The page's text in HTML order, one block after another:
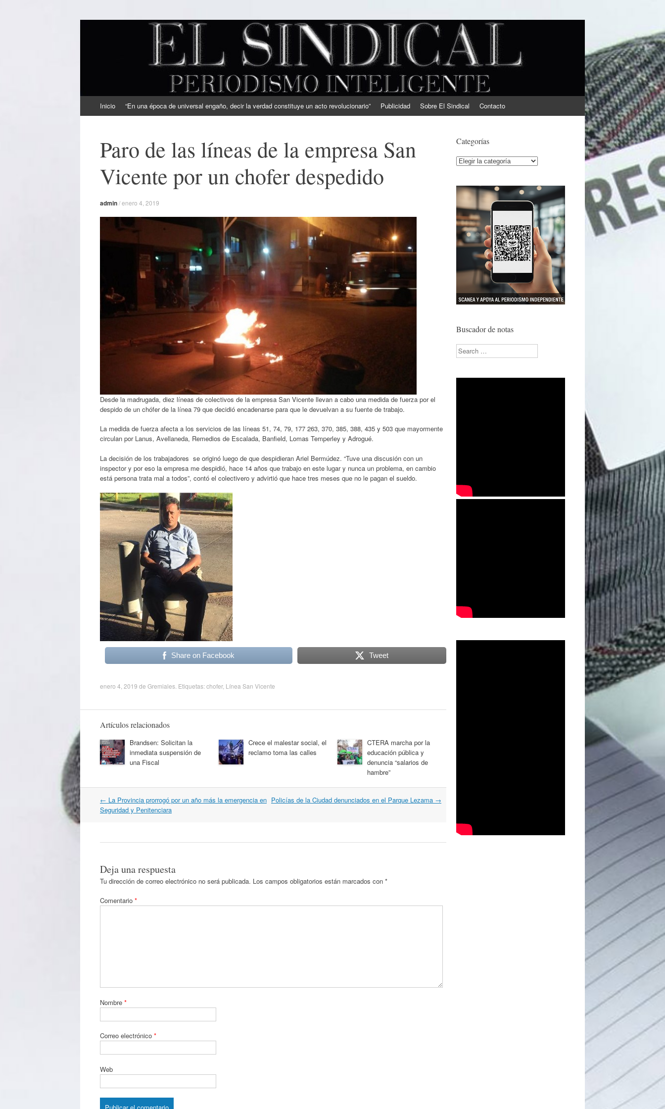
EL SINDICAL
Periodismo Inteligente
al
Inicio “En una época de universal engaño, decir la verdad constituye un acto revolucionario” Publicidad Sobre El Sindical Contacto
Paro de las líneas de la empresa San
Vicente por un chofer despedido
admin/enero 4, 2019
Desde la madrugada, diez líneas de colectivos de la empresa San Vicente llevan a cabo una medida de fuerza por el
despido de un chófer de la línea 79 que decidió encadenarse para que le devuelvan a su fuente de trabajo.
La medida de fuerza afecta a los servicios de las líneas 51, 74, 79, 177 263, 370, 385, 388, 435 y 503 que mayormente
circulan por Lanus, Avellaneda, Remedios de Escalada, Banfield, Lomas Temperley y Adrogué.
La decisión de los trabajadores se originó luego de que despidieran Ariel Bermúdez. “Tuve una discusión con un
inspector y por eso la empresa me despidió, hace 14 años que trabajo en este lugar y nunca un problema, en cambio
está persona trata mal a todos”, contó el colectivero y advirtió que hace tres meses que no le pagan el sueldo.
Share on Facebook Tweet
enero 4, 2019 de Gremiales . Etiquetas:chofer, Línea San Vicente
Artículos relacionados
Brandsen: Solicitan la
inmediata suspensión de
una Fiscal
Crece el malestar social, el
reclamo toma las calles
CTERA marcha por la
educación pública y
denuncia “salarios de
hambre”
Navegación
por
← La Provincia prorrogó por un año más la emergencia en
Seguridad y Penitenciara
Policías de la Ciudad denunciados en el Parque Lezama →
Deja una respuesta
Tu dirección de correo electrónico no será publicada. Los campos obligatorios están marcados con *
Comentario *
Nombre *
Correo electrónico *
Web
Categorías
Categorías
Buscador de notas
Search